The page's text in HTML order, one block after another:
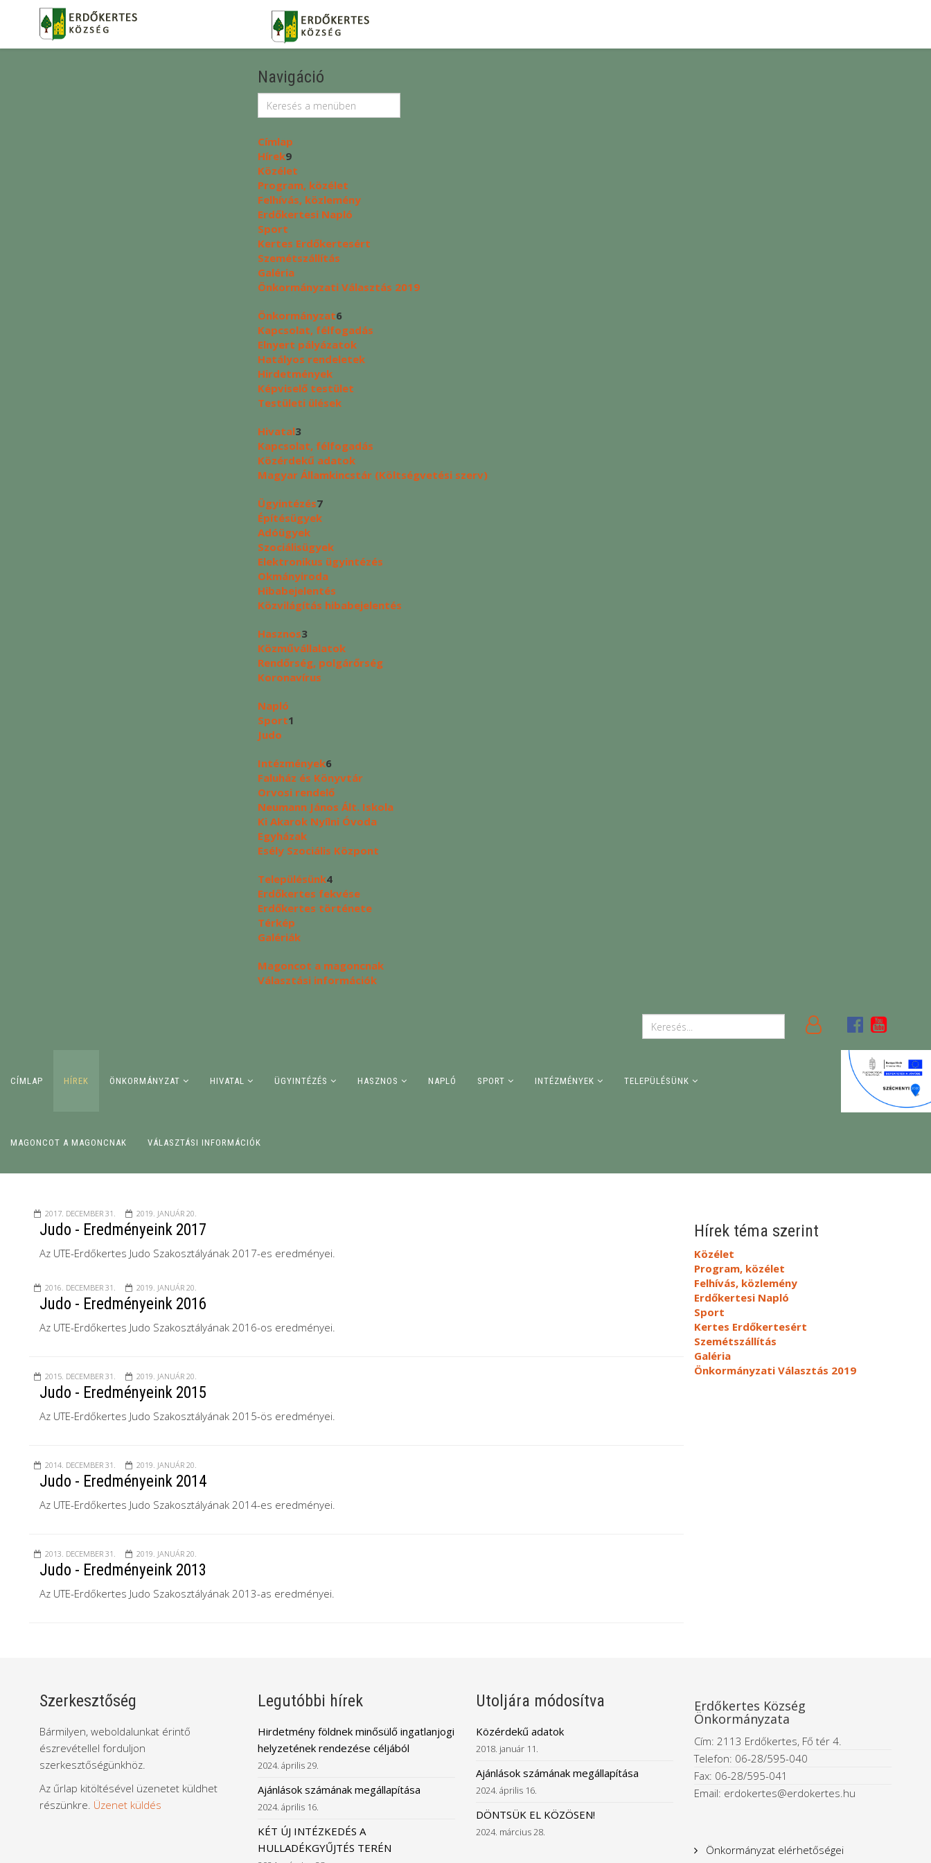
Navigáció
Címlap
Hírek9
Közélet
Program, közélet
Felhívás, közlemény
Erdőkertesi Napló
Sport
Kertes Erdőkertesért
Szemétszállítás
Galéria
Önkormányzati Választás 2019
Önkormányzat6
Kapcsolat, félfogadás
Elnyert pályázatok
Hatályos rendeletek
Hirdetmények
Képviselő testület
Testületi ülések
Hivatal3
Kapcsolat, félfogadás
Közérdekű adatok
Magyar Államkincstár (Költségvetési szerv)
Ügyintézés7
Építésügyek
Adóügyek
Szociálisügyek
Elektronikus ügyintézés
Okmányiroda
Hibabejelentés
Közvilágítás hibabejelentés
Hasznos3
Közművállalatok
Rendőrség, polgárőrség
Koronavírus
Napló
Sport1
Judo
Intézmények6
Faluház és Könyvtár
Orvosi rendelő
Neumann János Ált. Iskola
Ki Akarok Nyílni Óvoda
Egyházak
Esély Szociális Központ
Településünk4
Erdőkertes fekvése
Erdőkertes története
Térkép
Galériák
Magoncot a magoncnak
Választási információk
CÍMLAP HÍREK ÖNKORMÁNYZAT HIVATAL ÜGYINTÉZÉS HASZNOS NAPLÓ SPORT INTÉZMÉNYEK TELEPÜLÉSÜNK
MAGONCOT A MAGONCNAK VÁLASZTÁSI INFORMÁCIÓK
2017. DECEMBER 31. 2019. JANUÁR 20.
Judo - Eredményeink 2017
Az UTE-Erdőkertes Judo Szakosztályának 2017-es eredményei.
2016. DECEMBER 31. 2019. JANUÁR 20.
Judo - Eredményeink 2016
Az UTE-Erdőkertes Judo Szakosztályának 2016-os eredményei.
2015. DECEMBER 31. 2019. JANUÁR 20.
Judo - Eredményeink 2015
Az UTE-Erdőkertes Judo Szakosztályának 2015-ös eredményei.
2014. DECEMBER 31. 2019. JANUÁR 20.
Judo - Eredményeink 2014
Az UTE-Erdőkertes Judo Szakosztályának 2014-es eredményei.
2013. DECEMBER 31. 2019. JANUÁR 20.
Judo - Eredményeink 2013
Az UTE-Erdőkertes Judo Szakosztályának 2013-as eredményei.
Hírek téma szerint
Közélet
Program, közélet
Felhívás, közlemény
Erdőkertesi Napló
Sport
Kertes Erdőkertesért
Szemétszállítás
Galéria
Önkormányzati Választás 2019
Szerkesztőség
Bármilyen, weboldalunkat érintő
észrevétellel forduljon
szerkesztőségünkhöz.
Az űrlap kitöltésével üzenetet küldhet
részünkre. Üzenet küldés
Legutóbbi hírek
Hirdetmény földnek minősülő ingatlanjogi
helyzetének rendezése céljából
2024. április 29.
Ajánlások számának megállapítása
2024. április 16.
KÉT ÚJ INTÉZKEDÉS A
HULLADÉKGYŰJTÉS TERÉN
Utoljára módosítva
Közérdekű adatok
2018. január 11.
Ajánlások számának megállapítása
2024. április 16.
DÖNTSÜK EL KÖZÖSEN!
2024. március 28.
Erdőkertes Község
Önkormányzata
Cím: 2113 Erdőkertes, Fő tér 4.
Telefon: 06-28/595-040
Fax: 06-28/595-041
Email: erdokertes@erdokertes.hu
Önkormányzat elérhetőségei